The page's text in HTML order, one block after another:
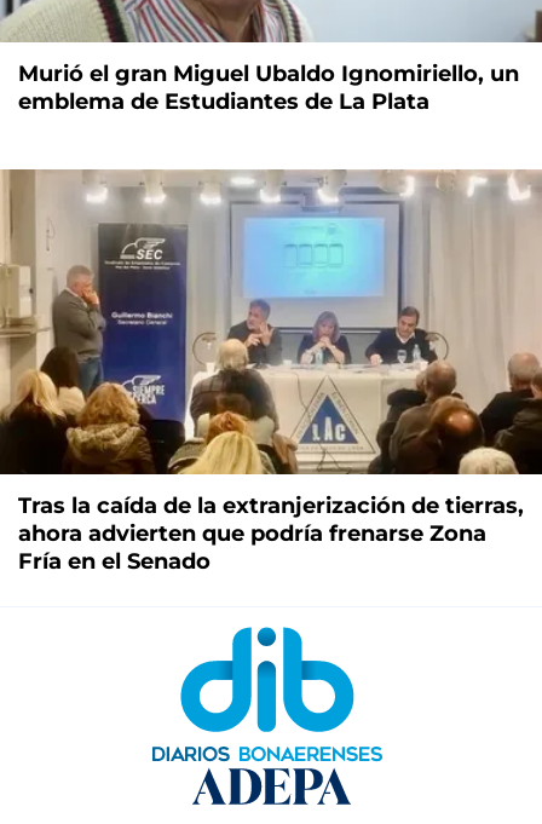
Murió el gran Miguel Ubaldo Ignomiriello, un
emblema de Estudiantes de La Plata
Tras la caída de la extranjerización de tierras,
ahora advierten que podría frenarse Zona
Fría en el Senado